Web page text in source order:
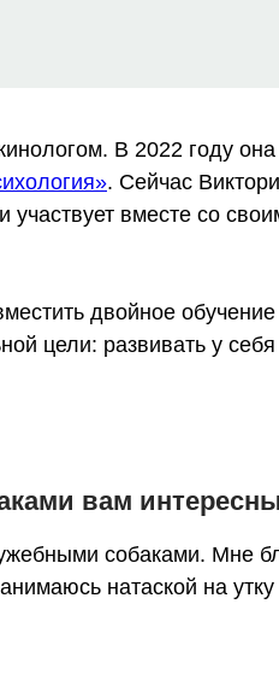
В 2022 году
. Сейчас
участвует вместе со
двойное
цели: развивать у
вам
собаками. Мне
натаской на